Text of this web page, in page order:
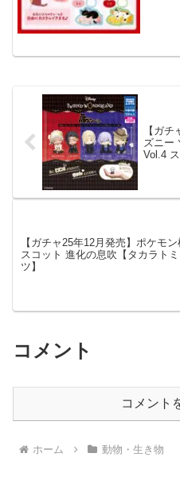
【ガ
ズニー
Vol.4
【ガチャ25年12月発売】ポケモ
スコット 進化の息吹【タカラト
ツ】
コメント
コメント
ホーム 動物・生き物